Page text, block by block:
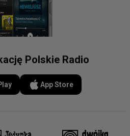
Polskie Radio
App Store